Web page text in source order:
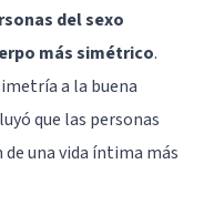
del sexo
más simétrico.
a la buena
que las personas
una vida íntima más